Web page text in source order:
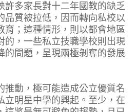
許多家長對十二年國教的缺乏
品質被拉低，因而轉向私校以
育；這種情形，則以都會地區
的，一些私立技職學校則出現
的問題，呈現兩極剝奪的發展
推動，極可能造成公立優質名
立明星中學的興起。至少，在